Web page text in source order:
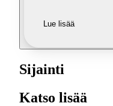
Lue lisää
Sijainti
Katso lisää